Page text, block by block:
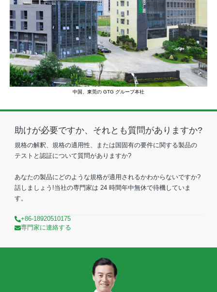
中国、東莞の GTG グループ本社
助けが必要ですか、それとも質問がありますか?
規格の解釈、規格の適用性、または国固有の要件に関する製品の
テストと認証について質問がありますか?
あなたの製品にどのような規格が適用されるかわからないですか?
話しましょう!当社の専門家は 24 時間年中無休で待機していま
す。
+86-18920510175
専門家に連絡する